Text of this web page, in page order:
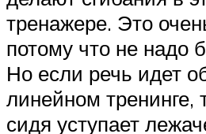
тренажере. Это
потому что не надо
Но если речь идет
линейном тренинге,
сидя уступает